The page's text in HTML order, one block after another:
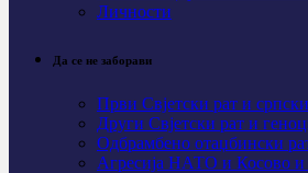
Личности
Да се не заборави
Први Свјeтски рат и
Други Свјетски рат и
Одбрамбено отаџбински
Агресија НАТО и Косово и